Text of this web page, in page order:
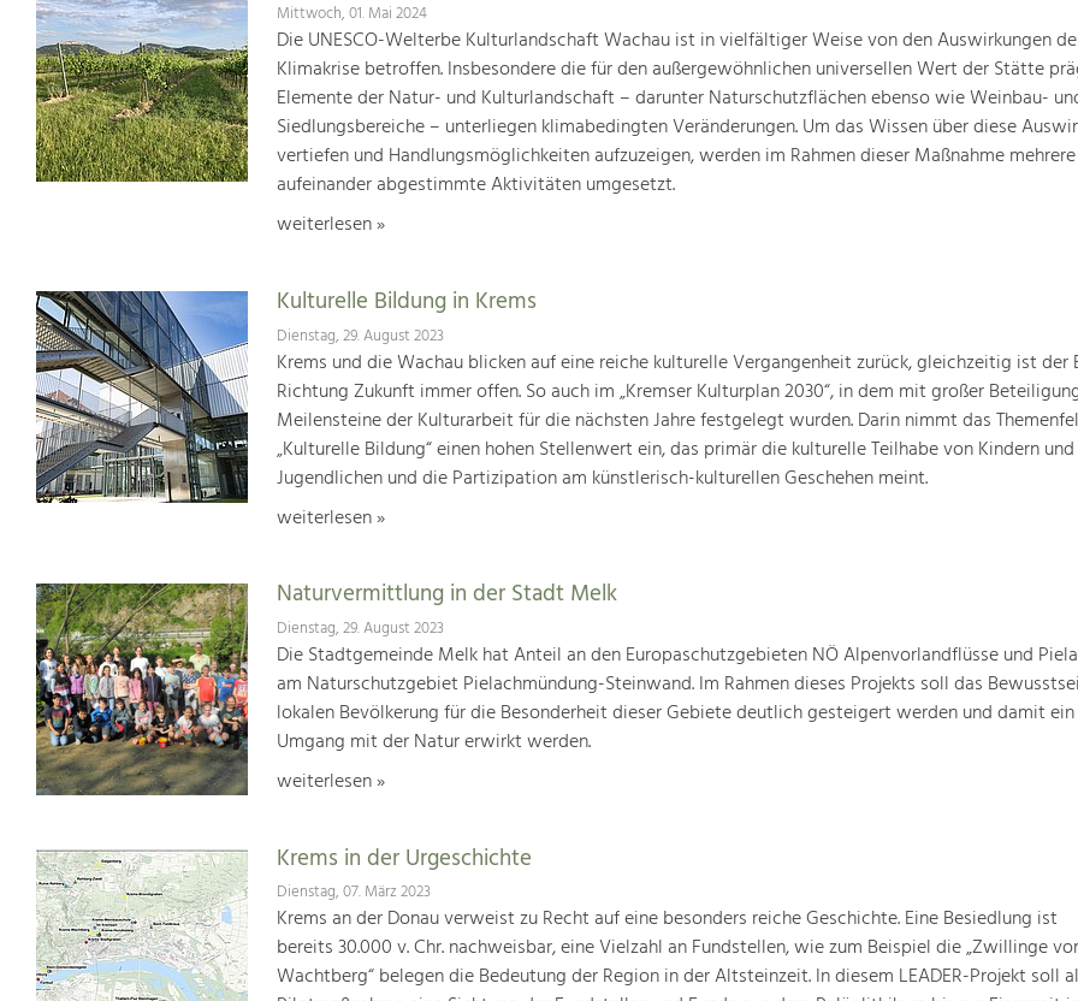
Mittwoch, 01. Mai 2024
Die UNESCO-Welterbe Kulturlandschaft Wachau ist in vielfältiger Weise von den Auswirkungen
Klimakrise betroffen. Insbesondere die für den außergewöhnlichen universellen Wert der Stätte
Elemente der Natur- und Kulturlandschaft – darunter Naturschutzflächen ebenso wie Weinbau-
Siedlungsbereiche – unterliegen klimabedingten Veränderungen. Um das Wissen über diese
vertiefen und Handlungsmöglichkeiten aufzuzeigen, werden im Rahmen dieser Maßnahme mehrere
aufeinander abgestimmte Aktivitäten umgesetzt.
weiterlesen »
Kulturelle Bildung in Krems
Dienstag, 29. August 2023
Krems und die Wachau blicken auf eine reiche kulturelle Vergangenheit zurück, gleichzeitig ist der
Richtung Zukunft immer offen. So auch im „Kremser Kulturplan 2030“, in dem mit großer
Meilensteine der Kulturarbeit für die nächsten Jahre festgelegt wurden. Darin nimmt das
„Kulturelle Bildung“ einen hohen Stellenwert ein, das primär die kulturelle Teilhabe von Kindern und
Jugendlichen und die Partizipation am künstlerisch-kulturellen Geschehen meint.
weiterlesen »
Naturvermittlung in der Stadt Melk
Dienstag, 29. August 2023
Die Stadtgemeinde Melk hat Anteil an den Europaschutzgebieten NÖ Alpenvorlandflüsse und
am Naturschutzgebiet Pielachmündung-Steinwand. Im Rahmen dieses Projekts soll das
lokalen Bevölkerung für die Besonderheit dieser Gebiete deutlich gesteigert werden und damit
Umgang mit der Natur erwirkt werden.
weiterlesen »
Krems in der Urgeschichte
Dienstag, 07. März 2023
Krems an der Donau verweist zu Recht auf eine besonders reiche Geschichte. Eine Besiedlung ist
bereits 30.000 v. Chr. nachweisbar, eine Vielzahl an Fundstellen, wie zum Beispiel die „Zwillinge
Wachtberg“ belegen die Bedeutung der Region in der Altsteinzeit. In diesem LEADER-Projekt soll